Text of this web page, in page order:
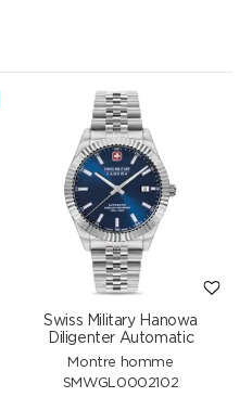
Swiss Military Hanowa
Diligenter Automatic
Montre homme
SMWGL0002102